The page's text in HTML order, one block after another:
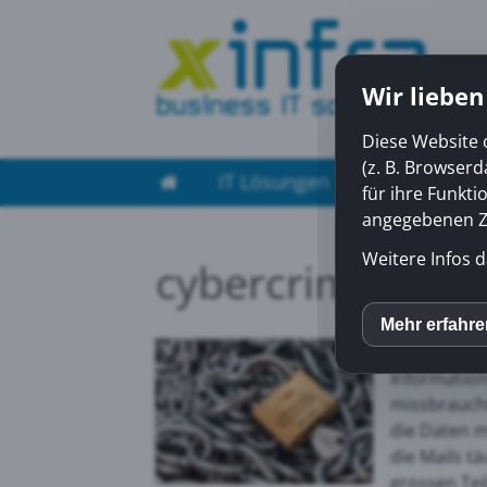
IT Lösungen Managed
Die
die Daten
die Mails
Wir
Diese
(z. B.
für ihre
angegebenen
Weitere Infos
Mehr